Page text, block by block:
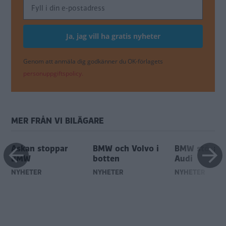
Genom att anmäla dig godkänner du OK-förlagets
personuppgiftspolicy.
MER FRÅN VI BILÄGARE
Askan stoppar
BMW
NYHETER
BMW och Volvo i
botten
NYHETER
BMW störst
Audi
NYHETER